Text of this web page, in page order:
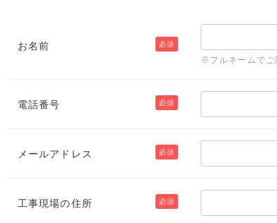
お名前 必須
※フルネームでご
電話番号 必須
メールアドレス 必須
工事現場の住所 必須